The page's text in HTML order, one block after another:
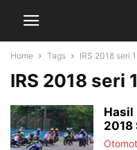
Home Tags IRS 2018 seri 1
IRS 2018 seri 1
Hasil
2018